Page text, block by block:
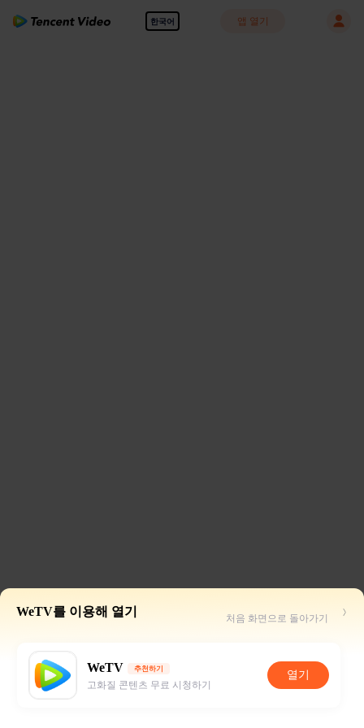
한국어 앱 열기
WeTV를 이용해 열기 처음 화면으로 돌아가기
WeTV 추천하기
고화질 콘텐츠 무료 시청하기
열기